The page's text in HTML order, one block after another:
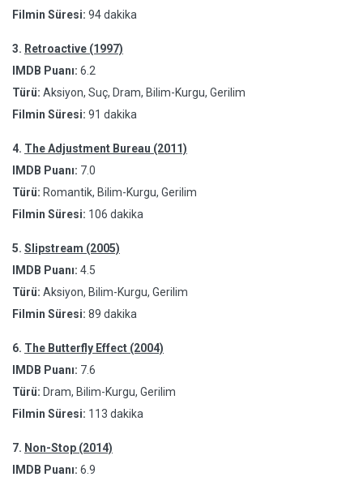
Filmin Süresi: 94 dakika
3. Retroactive (1997)
IMDB Puanı: 6.2
Türü: Aksiyon, Suç, Dram, Bilim-Kurgu, Gerilim
Filmin Süresi: 91 dakika
4. The Adjustment Bureau (2011)
IMDB Puanı: 7.0
Türü: Romantik, Bilim-Kurgu, Gerilim
Filmin Süresi: 106 dakika
5. Slipstream (2005)
IMDB Puanı: 4.5
Türü: Aksiyon, Bilim-Kurgu, Gerilim
Filmin Süresi: 89 dakika
6. The Butterfly Effect (2004)
IMDB Puanı: 7.6
Türü: Dram, Bilim-Kurgu, Gerilim
Filmin Süresi: 113 dakika
7. Non-Stop (2014)
IMDB Puanı: 6.9